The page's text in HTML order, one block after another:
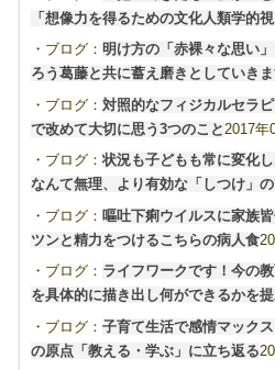
「想像力を得るための文化人類学的視
・ブログ： 明け方の「赤裸々な思い
ろう葛藤と共に蓄え磨きとしていき
・ブログ： 対照的なフィジカルセラ
で改めて大切に思う3つのこと 2017年
・ブログ：状況も子どもも常に変化
なんて無理、より有効な「しつけ」
・ブログ： 嘔吐下痢ウイルスに家族
ツンと精力をつけるこちらの病人食
・ブログ： ライフワークです！今の
を具体的に描き出し何ができるかを
・ブログ： 子育て生活で感情マック
の原点「教える・学ぶ」に立ち返る